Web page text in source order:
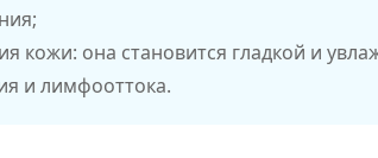
кожи: она становится гладкой и
и лимфооттока.